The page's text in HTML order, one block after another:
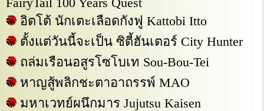
อิตโต้ นักเตะเลือดกังฟู Kattobi Itto
ตั้งแต่วันนี้จะเป็น ซิตี้ฮันเตอร์ City Hunter
ถล่มเรือนอสูรโซโบเท Sou-Bou-Tei
หาญสู้พลิกชะตาอาถรรพ์ MAO
มหาเวทย์ผนึกมาร Jujutsu Kaisen